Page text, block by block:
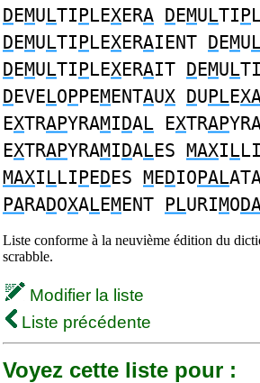
DEMULTIPLEXERA DEMULTIP
DEMULTIPLEXERAIENT DEMU
DEMULTIPLEXERAIT DEMULTI
DEVELOPPEMENTAUX DUPLE
EXTRAPYRAMIDAL EXTRAP
EXTRAPYRAMIDALES MAXILLI
MAXILLIPEDES MEDIOPAL
PARADOXALEMENT PLURIMO
Liste conforme à la neuvième édition du
scrabble.
Modifier la liste
Liste précédente
Voyez cette liste pour :